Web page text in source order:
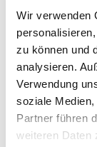
Wir verwenden
zu können und
analysieren.
Verwendung
soziale
Partner führen
weiteren Daten
Unsicherheit
Ein zentraler
Gesundheit
die besten
ins Leben
genauso am